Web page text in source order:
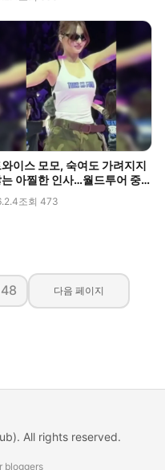
이스 모모, 숙여도 가려지지
는 아찔한 인사…월드투어 중
조회 473
다음 페이지
All rights reserved.
bloggers